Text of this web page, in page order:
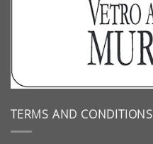
TERMS AND CONDITIONS